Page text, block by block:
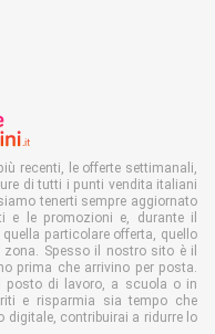
recenti, le offerte settimanali,
di tutti i punti vendita italiani
tenerti sempre aggiornato
e le promozioni e, durante il
particolare offerta, quello
Spesso il nostro sito è il
prima che arrivino per posta.
posto di lavoro, a scuola o in
e risparmia sia tempo che
digitale, contribuirai a ridurre lo